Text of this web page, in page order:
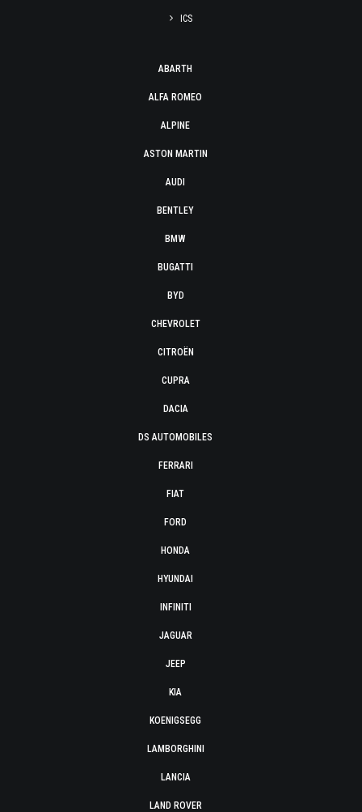
ICS
ABARTH
ALFA ROMEO
ALPINE
ASTON MARTIN
AUDI
BENTLEY
BMW
BUGATTI
BYD
CHEVROLET
CITROËN
CUPRA
DACIA
DS AUTOMOBILES
FERRARI
FIAT
FORD
HONDA
HYUNDAI
INFINITI
JAGUAR
JEEP
KIA
KOENIGSEGG
LAMBORGHINI
LANCIA
LAND ROVER